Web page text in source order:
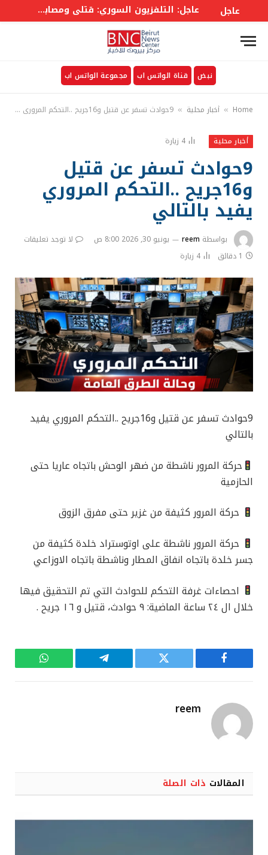
عاجل عاجل: التلفزيون السوري: قتلى ومصابون في انفجار عبوة ناسفة بحافلة ركاب في جرمانا بريف #دمشق
نبض قناة الواتس اب مجموعة الواتس اب
Home
» أخبار محلية » 9حوادث تسفر عن قتيل و16جريح ..التحكم المروري يفيد بالتالي
أخبار محلية 4 زيارة
9حوادث تسفر عن قتيل
و16جريح ..التحكم المروري
يفيد بالتالي
بواسطة reem يونيو 30, 2026 8:00 ص
لا توجد تعليقات
1 دقائق
4 زيارة
9حوادث تسفر عن قتيل و16جريح ..التحكم المروري يفيد
بالتالي
حركة المرور ناشطة من ضهر الوحش باتجاه عاريا حتى
الحازمية
‏حركة المرور كثيفة من غزير حتى مفرق الزوق
‏حركة المرور ناشطة على اوتوستراد خلدة كثيفة من
جسر خلدة باتجاه انفاق المطار وناشطة باتجاه الاوزاعي
‏احصاءات غرفة التحكم للحوادث التي تم التحقيق فيها
خلال ال ٢٤ ساعة الماضية: ٩ حوادث، قتيل و ١٦ جريح .
فيسبوك تويتر تيلقرام واتساب
reem
المقالات ذات الصلة